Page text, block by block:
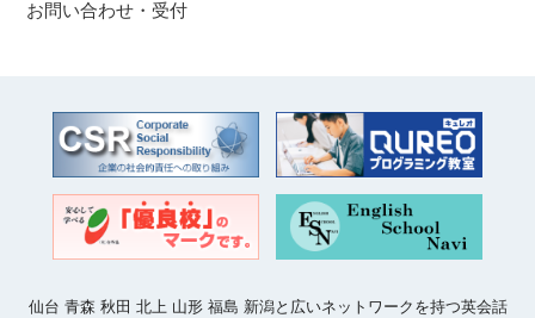
お問い合わせ・受付
仙台 青森 秋田 北上 山形 福島 新潟と広いネットワークを持つ英会話